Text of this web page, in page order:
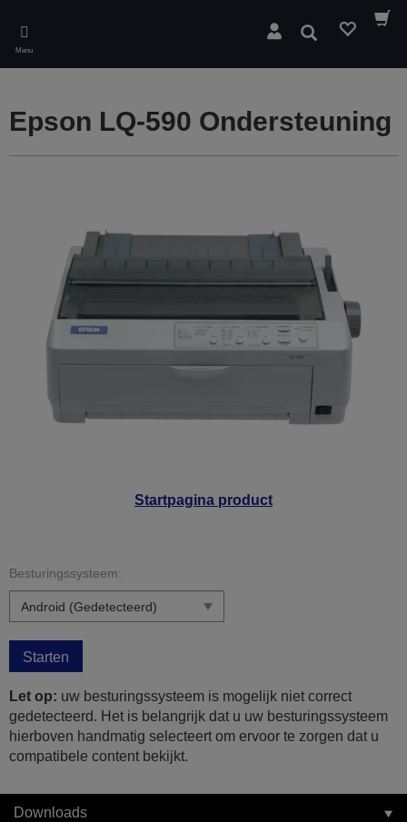
main
content
Menu
Zoeken
Startpagina product
Epson LQ-590 Ondersteuning
Besturingssysteem:
Starten
Let op: uw besturingssysteem is mogelijk niet correct
gedetecteerd. Het is belangrijk dat u uw besturingssysteem
hierboven handmatig selecteert om ervoor te zorgen dat u
compatibele content bekijkt.
Downloads